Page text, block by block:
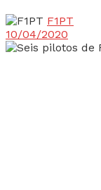
F1PT
10/04/2020